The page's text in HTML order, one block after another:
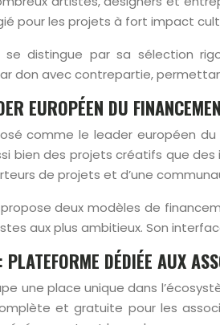
pour les projets à fort impact
se distingue par sa sélection
don avec contrepartie,
EUROPÉEN DU
comme le leader européen
bien des projets créatifs que
de projets et d’une
deux modèles de
aux plus ambitieux. Son
DÉDIÉE AUX
une place unique dans
et gratuite pour les